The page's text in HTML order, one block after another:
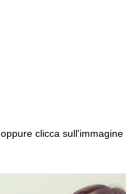
oppure clicca sull'immagine